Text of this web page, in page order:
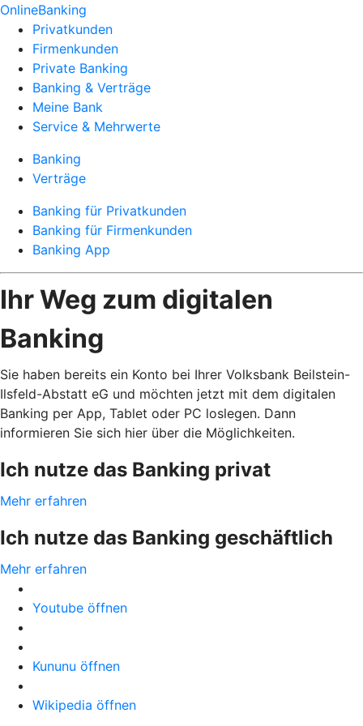
OnlineBanking
Privatkunden
Firmenkunden
Private Banking
Banking & Verträge
Meine Bank
Service & Mehrwerte
Banking
Verträge
Banking für Privatkunden
Banking für Firmenkunden
Banking App
Ihr Weg zum digitalen
Banking
Sie haben bereits ein Konto bei Ihrer Volksbank Beilstein-
Ilsfeld-Abstatt eG und möchten jetzt mit dem digitalen
Banking per App, Tablet oder PC loslegen. Dann
informieren Sie sich hier über die Möglichkeiten.
Ich nutze das Banking privat
Mehr erfahren
Ich nutze das Banking geschäftlich
Mehr erfahren
Youtube öffnen
Kununu öffnen
Wikipedia öffnen